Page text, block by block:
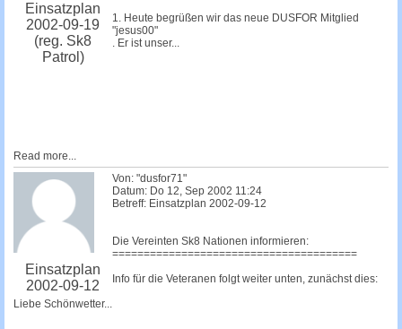
Einsatzplan
2002-09-19
(reg. Sk8
Patrol)
1. Heute begrüßen wir das neue DUSFOR Mitglied
"jesus00"
. Er ist unser...
Read more...
Einsatzplan
2002-09-12
Von: "dusfor71"
Datum: Do 12, Sep 2002 11:24
Betreff: Einsatzplan 2002-09-12
Die Vereinten Sk8 Nationen informieren:
=======================================
Info für die Veteranen folgt weiter unten, zunächst dies:
Liebe Schönwetter...